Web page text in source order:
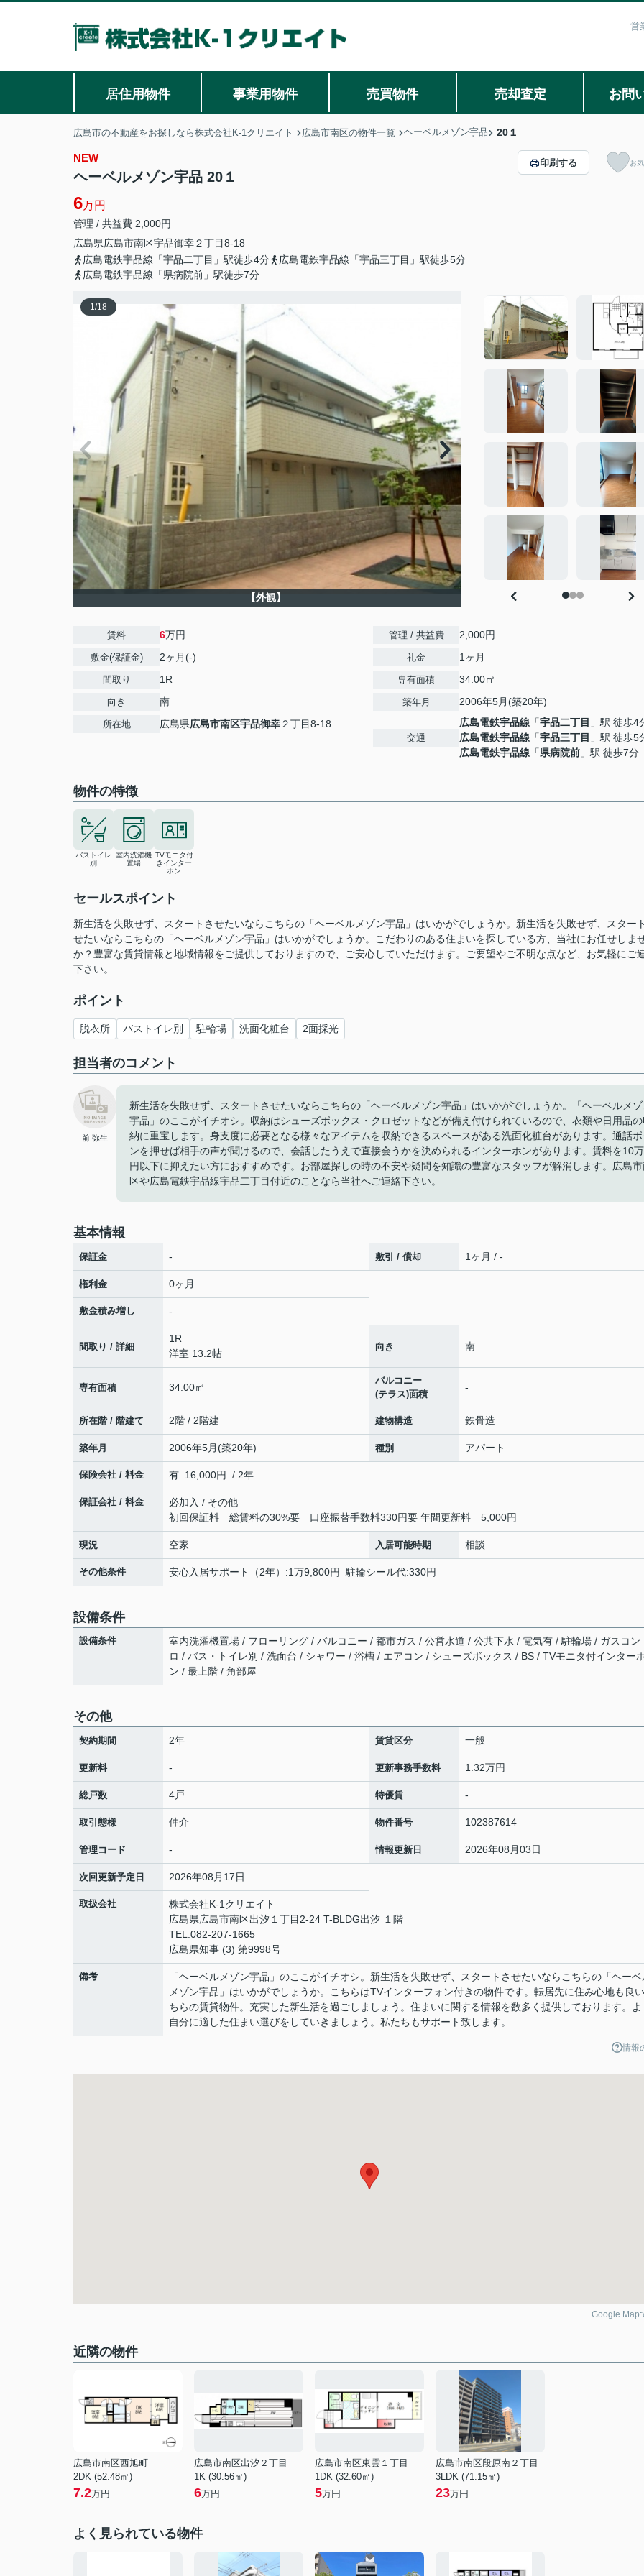
営
居住用物件 事業用物件 売買物件 売却査定 お問
広島市の不動産をお探しなら株式会社K-1クリエイト 広島市南区の物件一覧 ヘーベルメゾン宇品 20１
NEW
ヘーベルメゾン宇品 20１
6万円
管理 / 共益費 2,000円
広島県広島市南区宇品御幸２丁目8-18
広島電鉄宇品線「宇品二丁目」駅徒歩4分
広島電鉄宇品線「宇品三丁目」駅徒歩5分
広島電鉄宇品線「県病院前」駅徒歩7分
印刷する お
1/18
【外観】
賃料 6万円
敷金(保証金) 2ヶ月(-)
間取り 1R
向き 南
所在地 広島県広島市南区宇品御幸２丁目8-18
管理 / 共益費 2,000円
礼金 1ヶ月
専有面積 34.00㎡
築年月 2006年5月(築20年)
交通
広島電鉄宇品線 「宇品二丁目 」駅 徒歩4
広島電鉄宇品線 「宇品三丁目 」駅 徒歩5
広島電鉄宇品線 「県病院前 」駅 徒歩7分
物件の特徴
バストイレ
別
室内洗濯機
置場
TVモニタ付
きインター
ホン
セールスポイント
新生活を失敗せず、スタートさせたいならこちらの「ヘーベルメゾン宇品」はいかがでしょうか。新生活を失敗せず、スター
せたいならこちらの「ヘーベルメゾン宇品」はいかがでしょうか。こだわりのある住まいを探している方、当社にお任せしま
か？豊富な賃貸情報と地域情報をご提供しておりますので、ご安心していただけます。ご要望やご不明な点など、お気軽にご
下さい。
ポイント
脱衣所 バストイレ別 駐輪場 洗面化粧台 2面採光
担当者のコメント
前 弥生
新生活を失敗せず、スタートさせたいならこちらの「ヘーベルメゾン宇品」はいかがでしょうか。「ヘーベルメ
宇品」のここがイチオシ。収納はシューズボックス・クロゼットなどが備え付けられているので、衣類や日用品
納に重宝します。身支度に必要となる様々なアイテムを収納できるスペースがある洗面化粧台があります。通話
ンを押せば相手の声が聞けるので、会話したうえで直接会うかを決められるインターホンがあります。賃料を10万
円以下に抑えたい方におすすめです。お部屋探しの時の不安や疑問を知識の豊富なスタッフが解消します。広島
区や広島電鉄宇品線宇品二丁目付近のことなら当社へご連絡下さい。
基本情報
保証金 - 敷引 / 償却 1ヶ月 / -
権利金 0ヶ月
敷金積み増し -
間取り / 詳細
1R
洋室 13.2帖
向き 南
専有面積 34.00㎡
バルコニー
(テラス)面積
-
所在階 / 階建て 2階 / 2階建 建物構造 鉄骨造
築年月 2006年5月(築20年) 種別 アパート
保険会社 / 料金 有 16,000円 / 2年
保証会社 / 料金
必加入 / その他
初回保証料 総賃料の30%要 口座振替手数料330円要 年間更新料 5,000円
現況 空家 入居可能時期 相談
その他条件 安心入居サポート（2年）:1万9,800円 駐輪シール代:330円
設備条件
設備条件
室内洗濯機置場 / フローリング / バルコニー / 都市ガス / 公営水道 / 公共下水 / 電気有 / 駐輪場 / ガスコン
ロ / バス・トイレ別 / 洗面台 / シャワー / 浴槽 / エアコン / シューズボックス / BS / TVモニタ付インター
ン / 最上階 / 角部屋
その他
契約期間 2年 賃貸区分 一般
更新料 - 更新事務手数料 1.32万円
総戸数 4戸 特優賃 -
取引態様 仲介 物件番号 102387614
管理コード - 情報更新日 2026年08月03日
次回更新予定日 2026年08月17日
取扱会社
株式会社K-1クリエイト
広島県広島市南区出汐１丁目2-24 T-BLDG出汐 １階
TEL:082-207-1665
広島県知事 (3) 第9998号
備考
「ヘーベルメゾン宇品」のここがイチオシ。新生活を失敗せず、スタートさせたいならこちらの「ヘーベ
メゾン宇品」はいかがでしょうか。こちらはTVインターフォン付きの物件です。転居先に住み心地も良
ちらの賃貸物件。充実した新生活を過ごしましょう。住まいに関する情報を数多く提供しております。よ
自分に適した住まい選びをしていきましょう。私たちもサポート致します。
情報
Google Map
近隣の物件
広島市南区西旭町
2DK (52.48㎡)
7.2万円
広島市南区出汐２丁目
1K (30.56㎡)
6万円
広島市南区東雲１丁目
1DK (32.60㎡)
5万円
広島市南区段原南２丁目
3LDK (71.15㎡)
23万円
よく見られている物件